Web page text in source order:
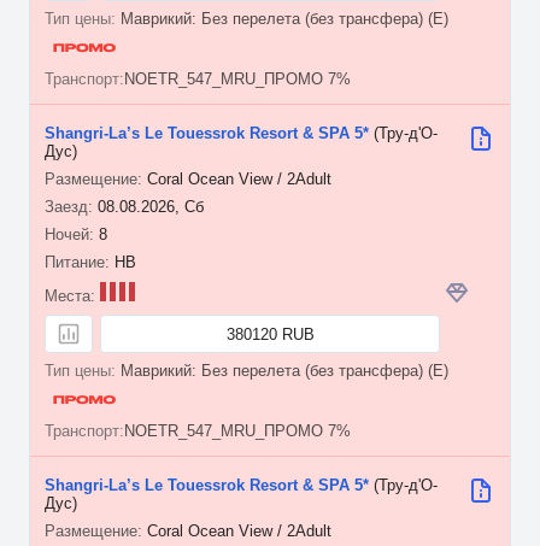
Маврикий: Без перелета (без трансфера) (E)
NOETR_547_MRU_ПРОМО 7%
08.08.2026, Сб
8
Shangri-La’s Le Touessrok Resort & SPA 5* (Тру-д'О-
Дус)
Coral Ocean View / 2Adult
HB
380120 RUB
Маврикий: Без перелета (без трансфера) (E)
NOETR_547_MRU_ПРОМО 7%
Shangri-La’s Le Touessrok Resort & SPA 5* (Тру-д'О-
Дус)
Coral Ocean View / 2Adult